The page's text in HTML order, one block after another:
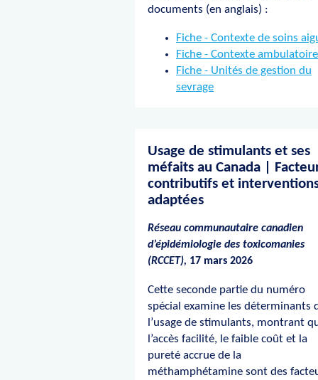
documents (en anglais) :
Fiche - Contexte de soins
Fiche - Contexte ambulatoire
Fiche - Unités de gestion du
sevrage
Usage de stimulants et ses
méfaits au Canada |
contributifs et
adaptées
Réseau communautaire canadien
d’épidémiologie des toxicomanies
(RCCET), 17 mars 2026
Cette seconde partie du numéro
spécial examine les déterminants
l’usage de stimulants, montrant
l’accès facilité, le faible coût et la
pureté accrue de la
méthamphétamine sont des